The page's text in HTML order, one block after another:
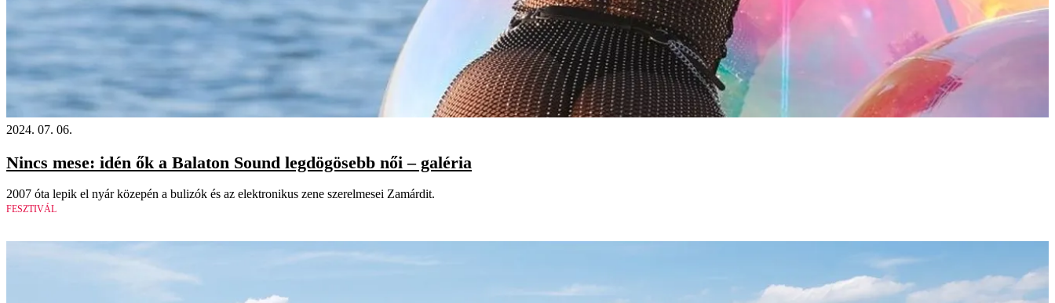
2024. 07. 06.
Nincs mese: idén ők a Balaton Sound legdögösebb női – galéria
2007 óta lepik el nyár közepén a bulizók és az elektronikus zene szerelmesei Zamárdit.
FESZTIVÁL